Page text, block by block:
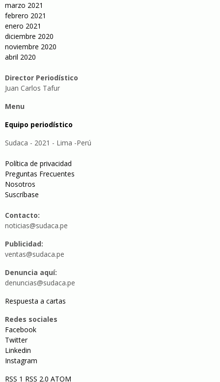
marzo 2021
febrero 2021
enero 2021
diciembre 2020
noviembre 2020
abril 2020
Director Periodístico
Juan Carlos Tafur
Menu
Equipo periodístico
Sudaca - 2021 - Lima -Perú
Política de privacidad
Preguntas Frecuentes
Nosotros
Suscríbase
Contacto:
noticias@sudaca.pe
Publicidad:
ventas@sudaca.pe
Denuncia aquí:
denuncias@sudaca.pe
Respuesta a cartas
Redes sociales
Facebook
Twitter
Linkedin
Instagram
RSS 1 RSS 2.0 ATOM